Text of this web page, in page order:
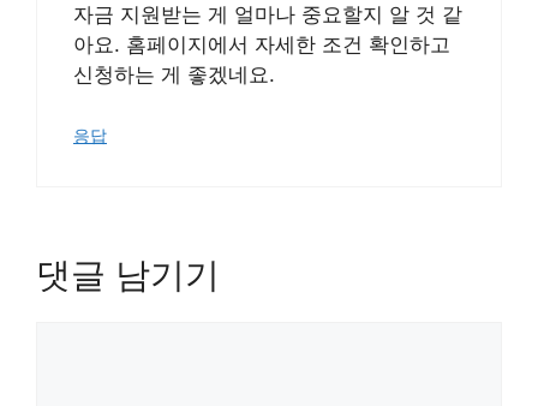
자금 지원받는 게 얼마나 중요할지 알 것 같
아요. 홈페이지에서 자세한 조건 확인하고
신청하는 게 좋겠네요.
응답
댓글 남기기